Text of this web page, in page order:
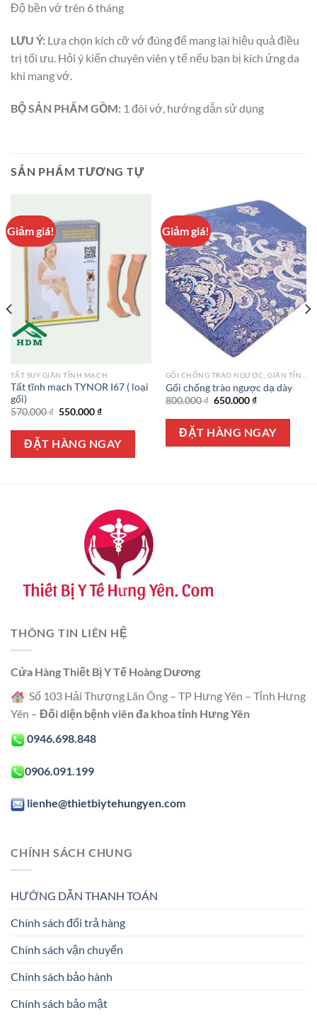
Độ bền vớ trên 6 tháng
LƯU Ý: Lựa chọn kích cỡ vớ đúng để mang lại hiệu quả điều
trị tối ưu. Hỏi ý kiến chuyên viên y tế nếu bạn bị kích ứng da
khi mang vớ.
BỘ SẢN PHẨM GỒM: 1 đôi vớ, hướng dẫn sử dụng
SẢN PHẨM TƯƠNG TỰ
Giảm giá!
TẤT SUY GIÃN TĨNH MẠCH
Tất tĩnh mạch TYNOR I67 ( loại
gối)
570.000₫ Giá
là:
570.000 ₫.
550.000₫Giá
tại
là:
550.000 ₫.
ĐẶT HÀNG NGAY
Giảm giá!
Gối chống trào ngược dạ dày
800.000₫ Giá
là:
800.000 ₫.
650.000₫Giá
tại
là:
650.000 ₫.
ĐẶT HÀNG NGAY
THÔNG TIN LIÊN HỆ
Cửa Hàng Thiết Bị Y Tế Hoàng Dương
Số 103 Hải Thượng Lãn Ông – TP Hưng Yên – Tỉnh Hưng
Yên – Đối diện bệnh viên đa khoa tỉnh Hưng Yên
0946.698.848
0906.091.199
lienhe@thietbiytehungyen.com
CHÍNH SÁCH CHUNG
HƯỚNG DẪN THANH TOÁN
Chính sách đổi trả hàng
Chính sách vận chuyển
Chính sách bảo hành
Chính sách bảo mật